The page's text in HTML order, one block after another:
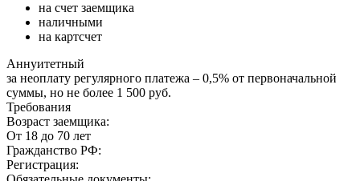
на счет заемщика
наличными
на картсчет
Аннуитетный
за неоплату регулярного платежа – 0,5% от первоначальной
суммы, но не более 1 500 руб.
Требования
Возраст заемщика:
От 18 до 70 лет
Гражданство РФ:
Регистрация: